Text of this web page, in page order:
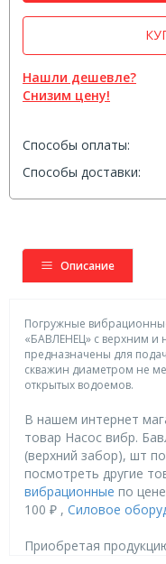
Нашли дешевле?
Снизим цену!
Способы оплаты:
Способы доставки:
Описание
Погружные
«БАВЛЕНЕЦ» с верхним
предназначены для
скважин диаметром не
открытых водоемов.
В нашем интернет
товар Насос вибр.
(верхний забор), шт
посмотреть другие
вибрационные по
100 ₽ , Силовое
Приобретая